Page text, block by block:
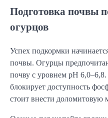
Подготовка почвы
огурцов
Успех подкормки
почвы. Огурцы
почву с уровнем pH
блокирует доступность
стоит внести доломитовую